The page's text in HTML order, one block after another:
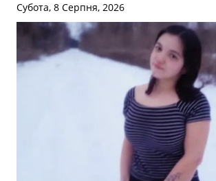
Субота, 8 Серпня, 2026